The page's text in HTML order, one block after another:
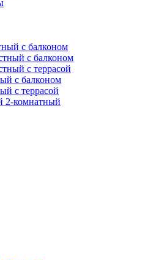
с балконом
с балконом
с террасой
с балконом
с террасой
2-комнатный